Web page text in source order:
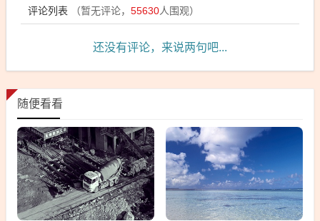
评论列表 （暂无评论， 55630人围观）
还没有评论，来说两句吧...
随便看看